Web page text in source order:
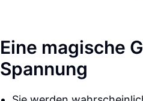
Eine magische
Spannung